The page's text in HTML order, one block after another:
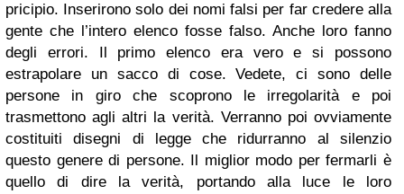
pricipio. Inserirono solo dei nomi falsi per far credere alla
gente che l’intero elenco fosse falso. Anche loro fanno
degli errori. Il primo elenco era vero e si possono
estrapolare un sacco di cose. Vedete, ci sono delle
persone in giro che scoprono le irregolarità e poi
trasmettono agli altri la verità. Verranno poi ovviamente
costituiti disegni di legge che ridurranno al silenzio
questo genere di persone. Il miglior modo per fermarli è
quello di dire la verità, portando alla luce le loro